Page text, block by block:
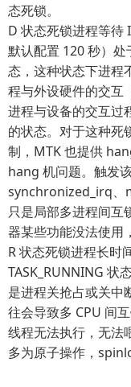
态死锁。
D 状态死锁进程等待
默认配置 120 秒）处
态，这种状态下进程
程与外设硬件的交互
进程与设备的交互过
的状态。对于这种
制，MTK 也提供
hang 机问题。触发
synchronized_irq、
只是局部多进程间
器某些功能没法使用
R 状态死锁进程长时
TASK_RUNNING 状
是进程关抢占或关中
往会导致多 CPU 间
线程无法执行，无法
多为原子操作，